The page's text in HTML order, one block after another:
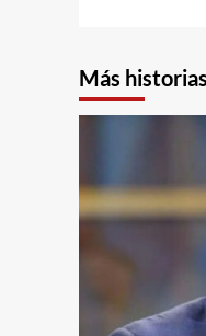
Más historias